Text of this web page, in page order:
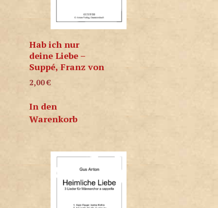
Hab ich nur
deine Liebe –
Suppé, Franz von
2,00€
In den
Warenkorb